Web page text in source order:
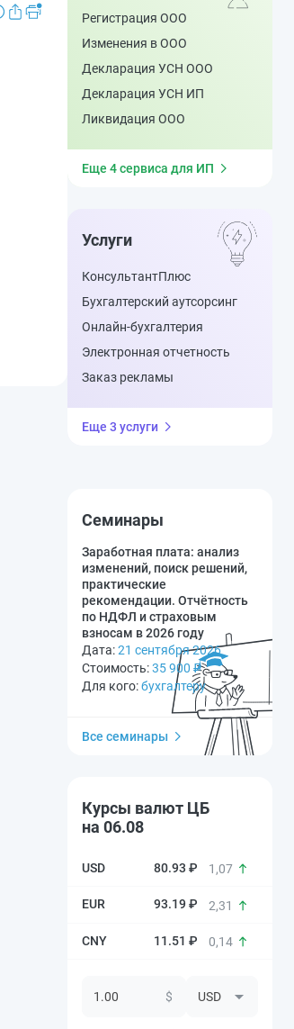
Регистрация ООО
Изменения в ООО
Декларация УСН ООО
Декларация УСН ИП
Ликвидация ООО
Еще 4 сервиса для ИП
Услуги
КонсультантПлюс
Бухгалтерский аутсорсинг
Онлайн-бухгалтерия
Электронная отчетность
Заказ рекламы
Еще 3 услуги
Семинары
Заработная плата: анализ
изменений, поиск решений,
практические
рекомендации. Отчётность
по НДФЛ и страховым
взносам в 2026 году
Дата:21 сентября 2026
Стоимость:35 900 ₽
Для кого:бухгалтеру
Все семинары
Курсы валют ЦБ
на 06.08
80.93 ₽ 1,07
93.19 ₽ 2,31
11.51 ₽ 0,14
$